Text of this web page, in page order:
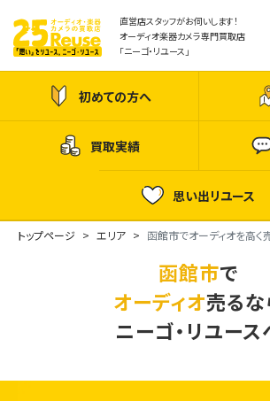
直営店スタッフがお伺いします！
オーディオ楽器カメラ専門買取店
「ニーゴ・リユース」
初めての方へ
買取実績
思い出リユース
トップページ エリア 函館市でオーディオを高
函館市で
オーディオ売るな
ニーゴ・リユース